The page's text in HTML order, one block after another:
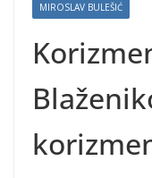
MIROSLAV BULEŠIĆ